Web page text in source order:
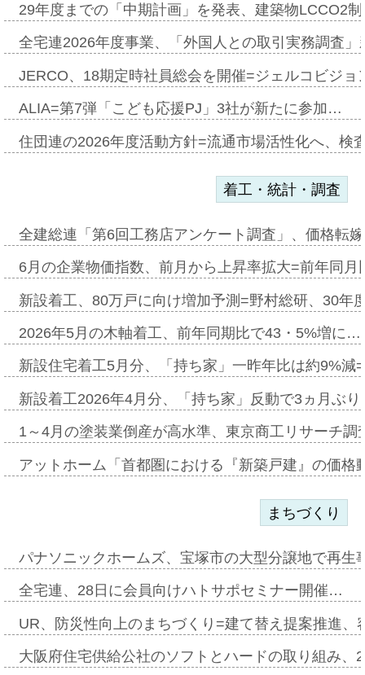
29年度までの「中期計画」を発表、建築物LCCO2
全宅連2026年度事業、「外国人との取引実務調査
JERCO、18期定時社員総会を開催=ジェルコビジ
ALIA=第7弾「こども応援PJ」3社が新たに参加…
住団連の2026年度活動方針=流通市場活性化へ、検
着工・統計・調査
全建総連「第6回工務店アンケート調査」、価格転
6月の企業物価指数、前月から上昇率拡大=前年同
新設着工、80万戸に向け増加予測=野村総研、30年
2026年5月の木軸着工、前年同期比で43・5%増に…
新設住宅着工5月分、「持ち家」一昨年比は約9%
新設着工2026年4月分、「持ち家」反動で3ヵ月ぶ
1～4月の塗装業倒産が高水準、東京商工リサーチ
アットホーム「首都圏における『新築戸建』の価
まちづくり
パナソニックホームズ、宝塚市の大型分譲地で再
全宅連、28日に会員向けハトサポセミナー開催…
UR、防災性向上のまちづくり=建て替え提案推進
大阪府住宅供給公社のソフトとハードの取り組み